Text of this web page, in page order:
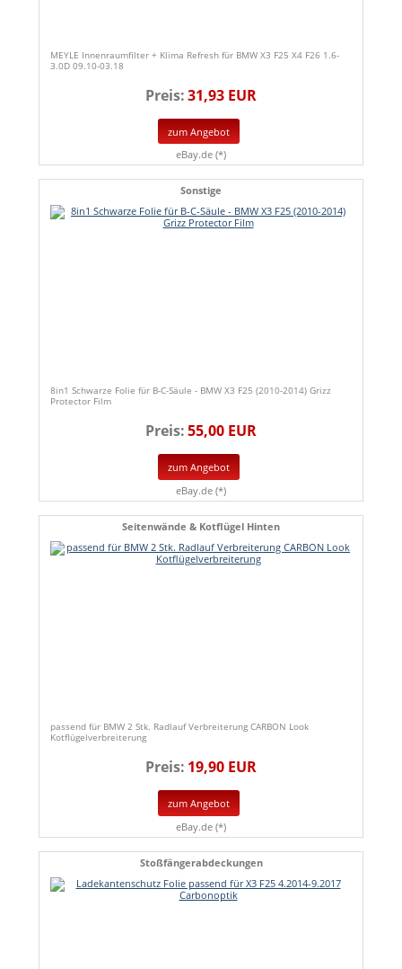
MEYLE Innenraumfilter + Klima Refresh für BMW X3 F25 X4 F26 1.6-
3.0D 09.10-03.18
Preis:31,93 EUR
zum Angebot
eBay.de (*)
Sonstige
8in1 Schwarze Folie für B-C-Säule - BMW X3 F25 (2010-2014) Grizz
Protector Film
Preis:55,00 EUR
zum Angebot
eBay.de (*)
Seitenwände & Kotflügel Hinten
passend für BMW 2 Stk. Radlauf Verbreiterung CARBON Look
Kotflügelverbreiterung
Preis: 19,90 EUR
zum Angebot
eBay.de (*)
Stoßfängerabdeckungen